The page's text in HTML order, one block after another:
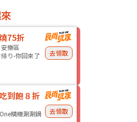
75折
樂區
り-你回來了
去領取
到飽８折
精緻涮涮鍋
去領取